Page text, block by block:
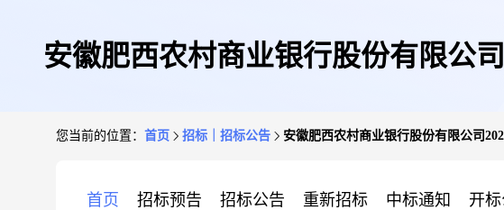
安徽肥西农村商业银行股份有限公
您当前的位置： 首页 招标｜招标公告 安徽肥西农村商业银行股份有限公司
首页 招标预告 招标公告 重新招标 中标通知 开